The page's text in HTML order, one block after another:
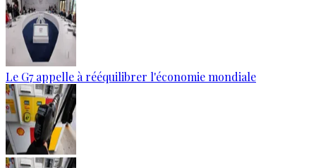
Le G7 appelle à rééquilibrer l'économie mondiale